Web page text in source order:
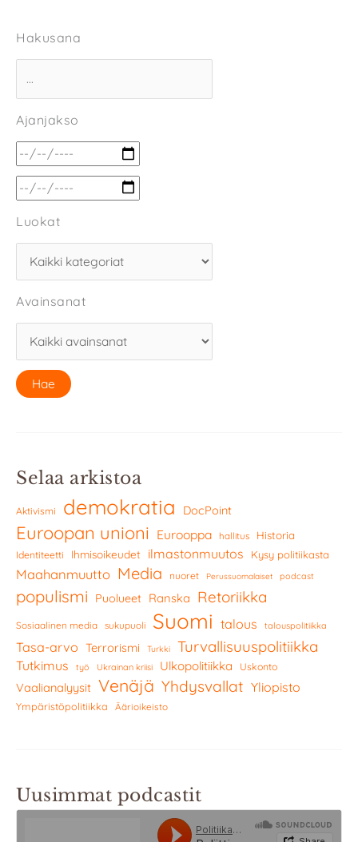
Hakusana
Ajanjakso
Luokat
Avainsanat
Selaa arkistoa
Aktivismi demokratia DocPoint
Euroopan unioni Eurooppa hallitus Historia
Identiteetti Ihmisoikeudet ilmastonmuutos Kysy politiikasta
Maahanmuutto Media nuoret Perussuomalaiset podcast
populismi Puolueet Ranska Retoriikka
Sosiaalinen media sukupuoli Suomi talous talouspolitiikka
Tasa-arvo Terrorismi Turkki Turvallisuuspolitiikka
Tutkimus työ Ukrainan kriisi Ulkopolitiikka Uskonto
Vaalianalyysit Venäjä Yhdysvallat Yliopisto
Ympäristöpolitiikka Äärioikeisto
Uusimmat podcastit